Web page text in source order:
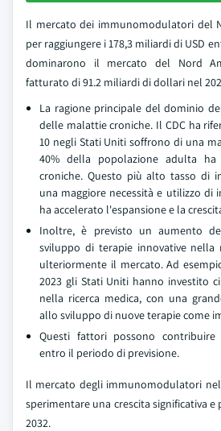
Il mercato dei immunomodulatori del
per raggiungere i 178,3 miliardi di USD
dominarono il mercato del Nord
fatturato di 91.2 miliardi di dollari nel
La ragione principale del dominio
delle malattie croniche. Il CDC ha
10 negli Stati Uniti soffrono di una
40% della popolazione adulta
croniche. Questo più alto tasso di
una maggiore necessità e utilizzo di
ha accelerato l'espansione e la
Inoltre, è previsto un aumento
sviluppo di terapie innovative nella
ulteriormente il mercato. Ad
2023 gli Stati Uniti hanno investito
nella ricerca medica, con una
allo sviluppo di nuove terapie come
Questi fattori possono contribuire
entro il periodo di previsione.
Il mercato degli immunomodulatori
sperimentare una crescita significativa
2032.